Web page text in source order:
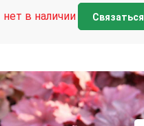
нет в наличии Связаться